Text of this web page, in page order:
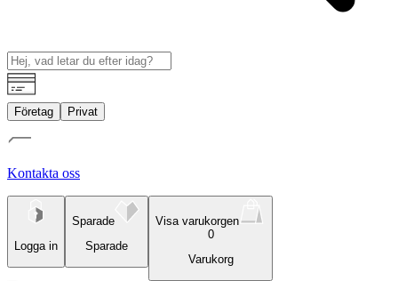
Företag Privat
Kontakta oss
Logga in
Sparade
Sparade
Visa varukorgen
0
Varukorg